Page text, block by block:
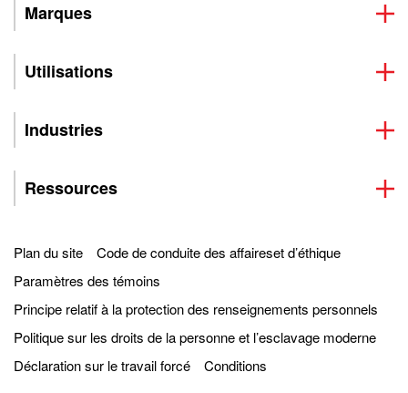
Marques
Utilisations
Industries
Ressources
Plan du site
Code de conduite des affaireset d’éthique
Paramètres des témoins
Principe relatif à la protection des renseignements personnels
Politique sur les droits de la personne et l’esclavage moderne
Déclaration sur le travail forcé
Conditions